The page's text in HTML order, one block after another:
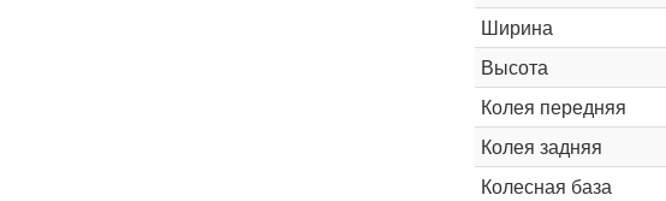
Ширина
Высота
Колея передняя
Колея задняя
Колесная база